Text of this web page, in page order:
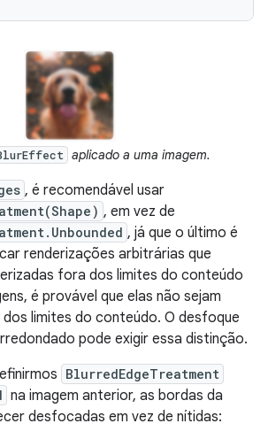
aplicado a uma imagem.
, é recomendável usar
, em vez de
, já que o último é
renderizações arbitrárias que
fora dos limites do conteúdo
é provável que elas não sejam
limites do conteúdo. O desfoque
pode exigir essa distinção.
BlurredEdgeTreatment
na imagem anterior, as bordas da
desfocadas em vez de nítidas: